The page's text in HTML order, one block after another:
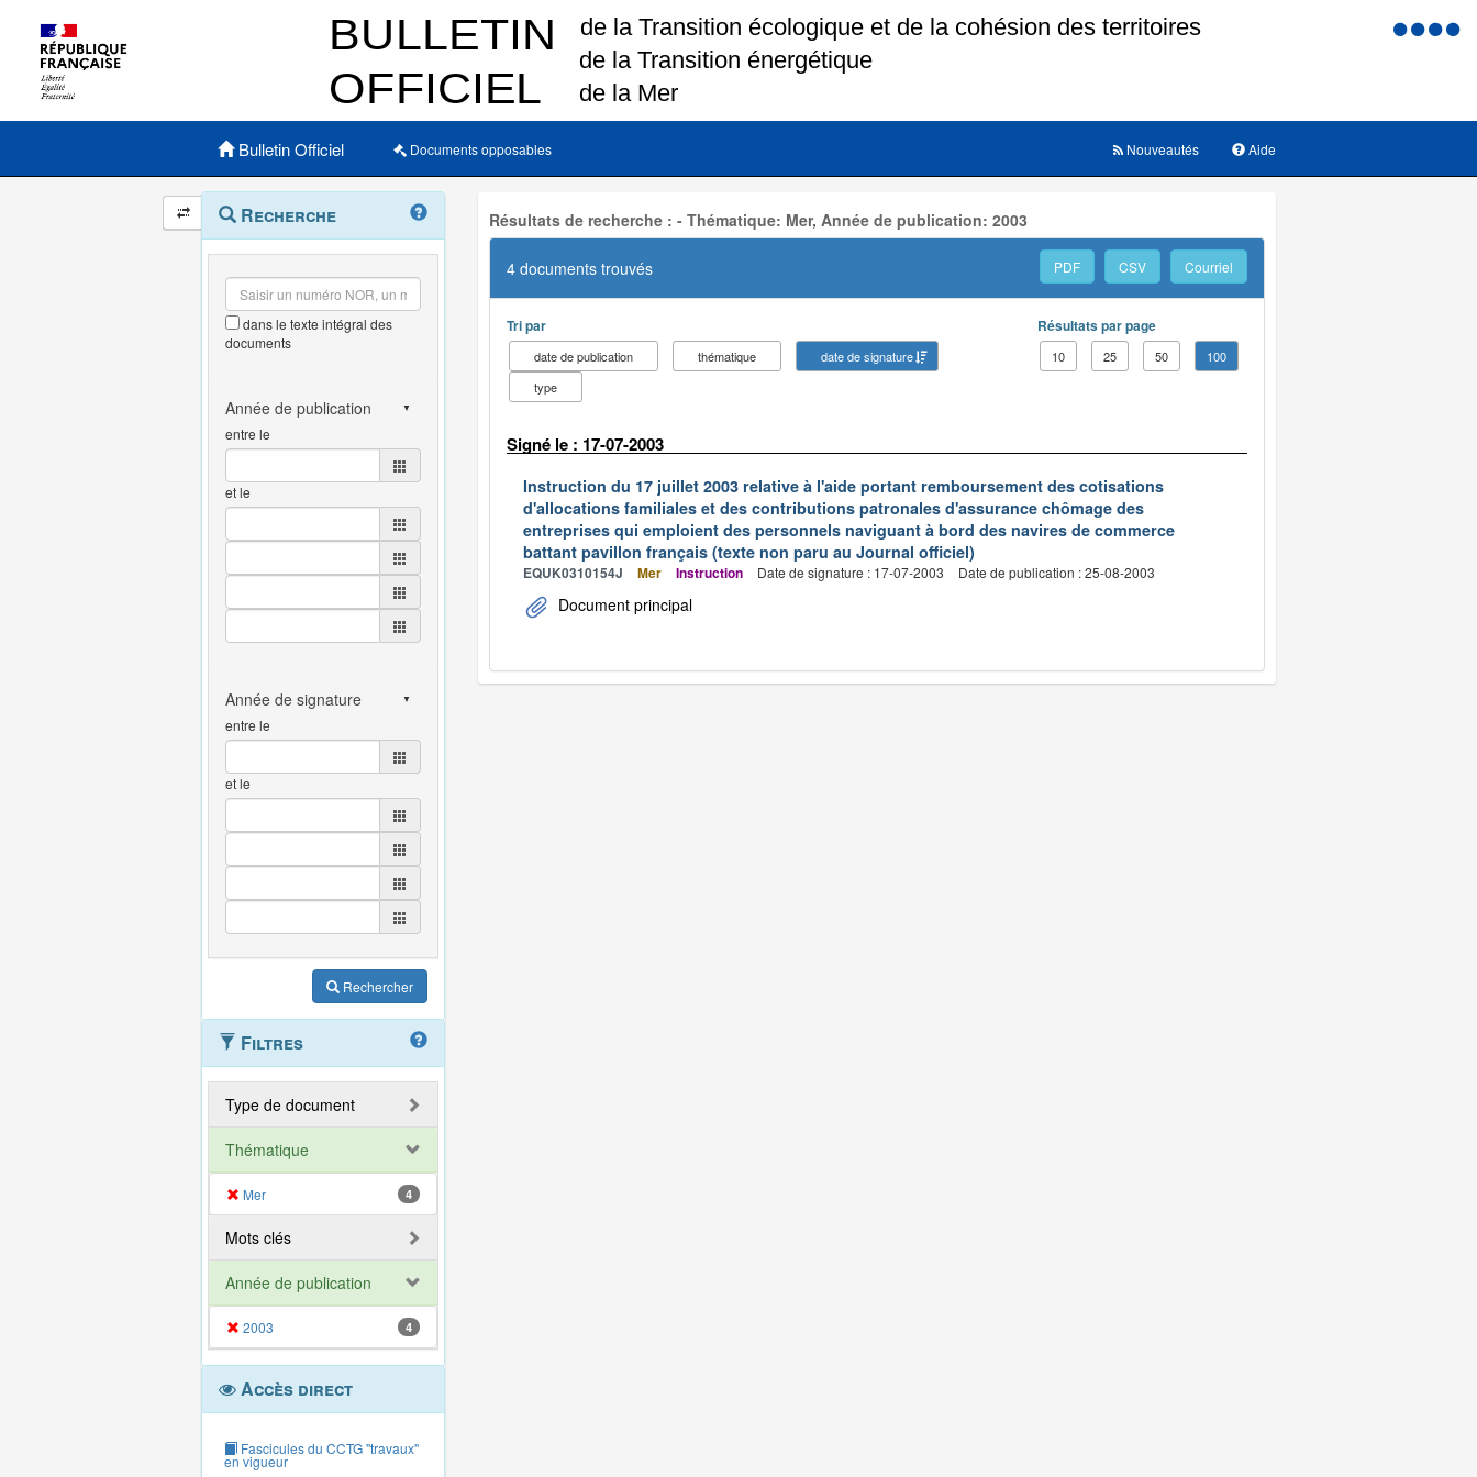
Menu
Menu principal
Bulletin Officiel Documents opposables Aide
Nouveautés
Navigation
et
outils
annexes
Menu
contextuel
Recherche
dans le texte intégral des
documents
entre le
et le
entre le
et le
Rechercher
Filtres
Type de document
Thématique
Mer 4
Mots clés
Année de publication
2003 4
Accès direct
Fascicules du CCTG "travaux"
en vigueur
Résultats de recherche : - Thématique: Mer, Année de publication: 2003
4 documents trouvés PDF CSV Courriel
Tri par
date de publication thématique
date de signature
type
Résultats par page
10 25 50 100
Signé le : 17-07-2003
Instruction du 17 juillet 2003 relative à l'aide portant remboursement des cotisations
d'allocations familiales et des contributions patronales d'assurance chômage des
entreprises qui emploient des personnels naviguant à bord des navires de commerce
battant pavillon français (texte non paru au Journal officiel)
EQUK0310154J Mer Instruction Date de signature : 17-07-2003 Date de publication : 25-08-2003
Document principal